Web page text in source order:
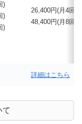
)
)
)
26,400円(月4回)
48,400円(月8回)
詳細はこちら
て